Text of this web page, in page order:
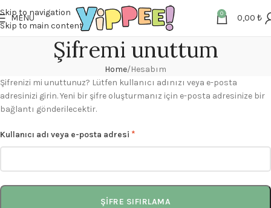
Skip to navigation
Skip to main content
MENU 0 0,00 ₺
Şifremi unuttum
Home Hesabım
Şifrenizi mi unuttunuz? Lütfen kullanıcı adınızı veya e-posta
adresinizi girin. Yeni bir şifre oluşturmanız için e-posta adresinize bir
bağlantı gönderilecektir.
Kullanıcı adı veya e-posta adresi *
ŞIFRE SIFIRLAMA